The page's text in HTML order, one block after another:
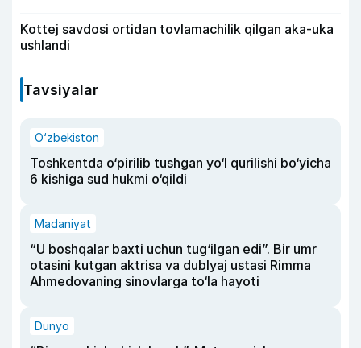
Kottej savdosi ortidan tovlamachilik qilgan aka-uka
ushlandi
Tavsiyalar
O‘zbekiston
Toshkentda o‘pirilib tushgan yo‘l qurilishi bo‘yicha
6 kishiga sud hukmi o‘qildi
Madaniyat
“U boshqalar baxti uchun tug‘ilgan edi”. Bir umr
otasini kutgan aktrisa va dublyaj ustasi Rimma
Ahmedovaning sinovlarga to‘la hayoti
Dunyo